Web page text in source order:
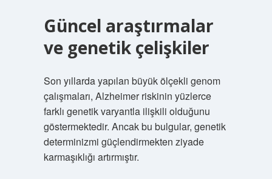
Güncel araştırmalar
ve genetik çelişkiler
Son yıllarda yapılan büyük ölçekli genom
çalışmaları, Alzheimer riskinin yüzlerce
farklı genetik varyantla ilişkili olduğunu
göstermektedir. Ancak bu bulgular, genetik
determinizmi güçlendirmekten ziyade
karmaşıklığı artırmıştır.